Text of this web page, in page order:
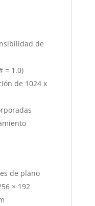
de
= 1.0)
de 1024 x
de plano
× 192